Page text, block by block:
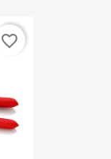
favorite_border